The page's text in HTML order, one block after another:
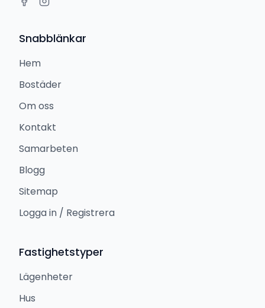
Snabblänkar
Hem
Bostäder
Om oss
Kontakt
Samarbeten
Blogg
Sitemap
Logga in / Registrera
Fastighetstyper
Lägenheter
Hus